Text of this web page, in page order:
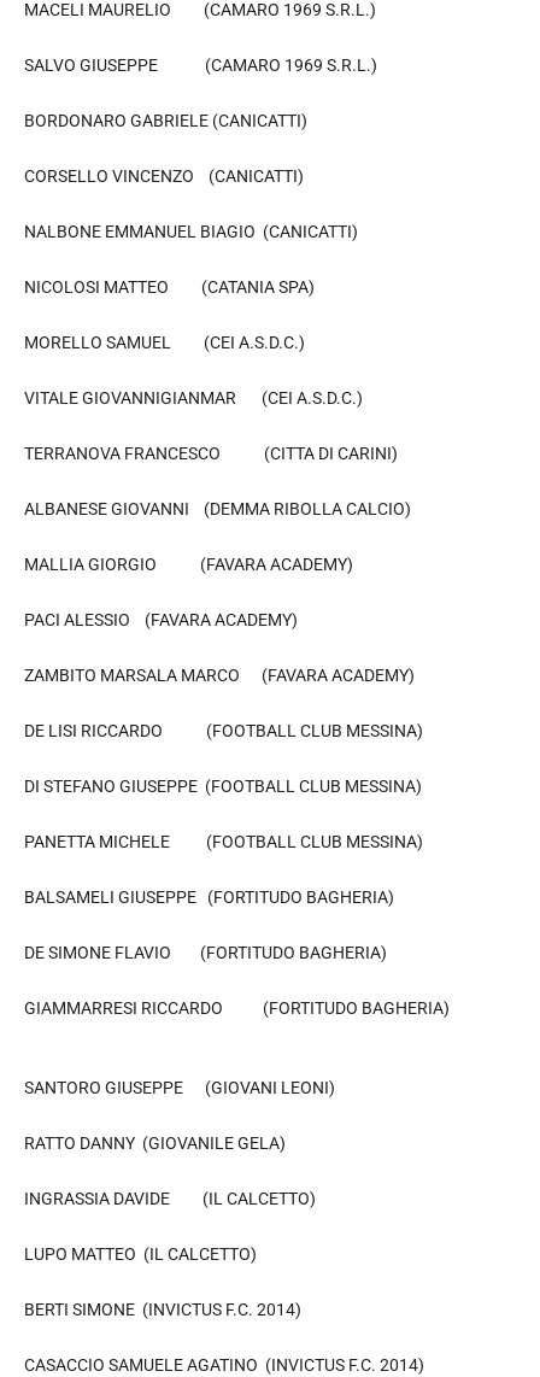
MACELI MAURELIO (CAMARO 1969 S.R.L.)
SALVO GIUSEPPE (CAMARO 1969 S.R.L.)
BORDONARO GABRIELE (CANICATTI)
CORSELLO VINCENZO (CANICATTI)
NALBONE EMMANUEL BIAGIO (CANICATTI)
NICOLOSI MATTEO (CATANIA SPA)
MORELLO SAMUEL (CEI A.S.D.C.)
VITALE GIOVANNIGIANMAR (CEI A.S.D.C.)
TERRANOVA FRANCESCO (CITTA DI CARINI)
ALBANESE GIOVANNI (DEMMA RIBOLLA CALCIO)
MALLIA GIORGIO (FAVARA ACADEMY)
PACI ALESSIO (FAVARA ACADEMY)
ZAMBITO MARSALA MARCO (FAVARA ACADEMY)
DE LISI RICCARDO (FOOTBALL CLUB MESSINA)
DI STEFANO GIUSEPPE (FOOTBALL CLUB MESSINA)
PANETTA MICHELE (FOOTBALL CLUB MESSINA)
BALSAMELI GIUSEPPE (FORTITUDO BAGHERIA)
DE SIMONE FLAVIO (FORTITUDO BAGHERIA)
GIAMMARRESI RICCARDO (FORTITUDO BAGHERIA)
SANTORO GIUSEPPE (GIOVANI LEONI)
RATTO DANNY (GIOVANILE GELA)
INGRASSIA DAVIDE (IL CALCETTO)
LUPO MATTEO (IL CALCETTO)
BERTI SIMONE (INVICTUS F.C. 2014)
CASACCIO SAMUELE AGATINO (INVICTUS F.C. 2014)